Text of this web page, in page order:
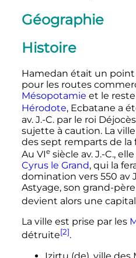
Géographie
Histoire
Hamedan était un point
pour les routes
Mésopotamie et le
Hérodote, Ecbatane a
av. J.-C.par le roi
sujette à caution. La
des sept remparts de la
Au VIe siècle av. J.-C.,
Cyrus le Grand, qui la
domination vers 550 av
Astyage, son grand-
devient alors une
La ville est prise par les
détruite[2].
Izirtu (de), ville des